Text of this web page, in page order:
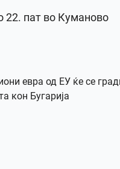
22. пат во Куманово